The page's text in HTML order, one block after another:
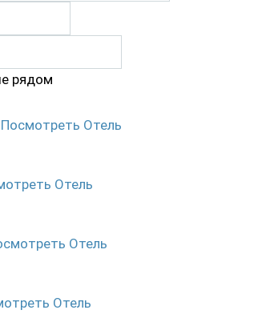
рядом
Посмотреть Отель
Отель
Отель
Отель